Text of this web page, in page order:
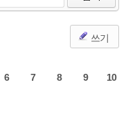
쓰기
6 7 8 9 10